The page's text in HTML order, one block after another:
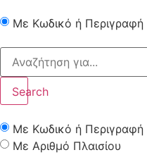
Με Κωδικό ή Περιγραφή
Search
Με Κωδικό ή Περιγραφή
Με Αριθμό Πλαισίου